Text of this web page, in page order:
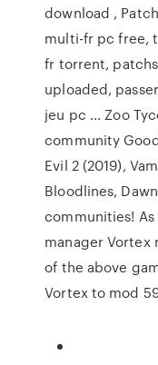
download ,
multi-fr pc free,
fr torrent,
uploaded,
jeu pc ... Zoo
community
Evil 2 (2019),
Bloodlines,
communities! As
manager Vortex
of the above
Vortex to mod